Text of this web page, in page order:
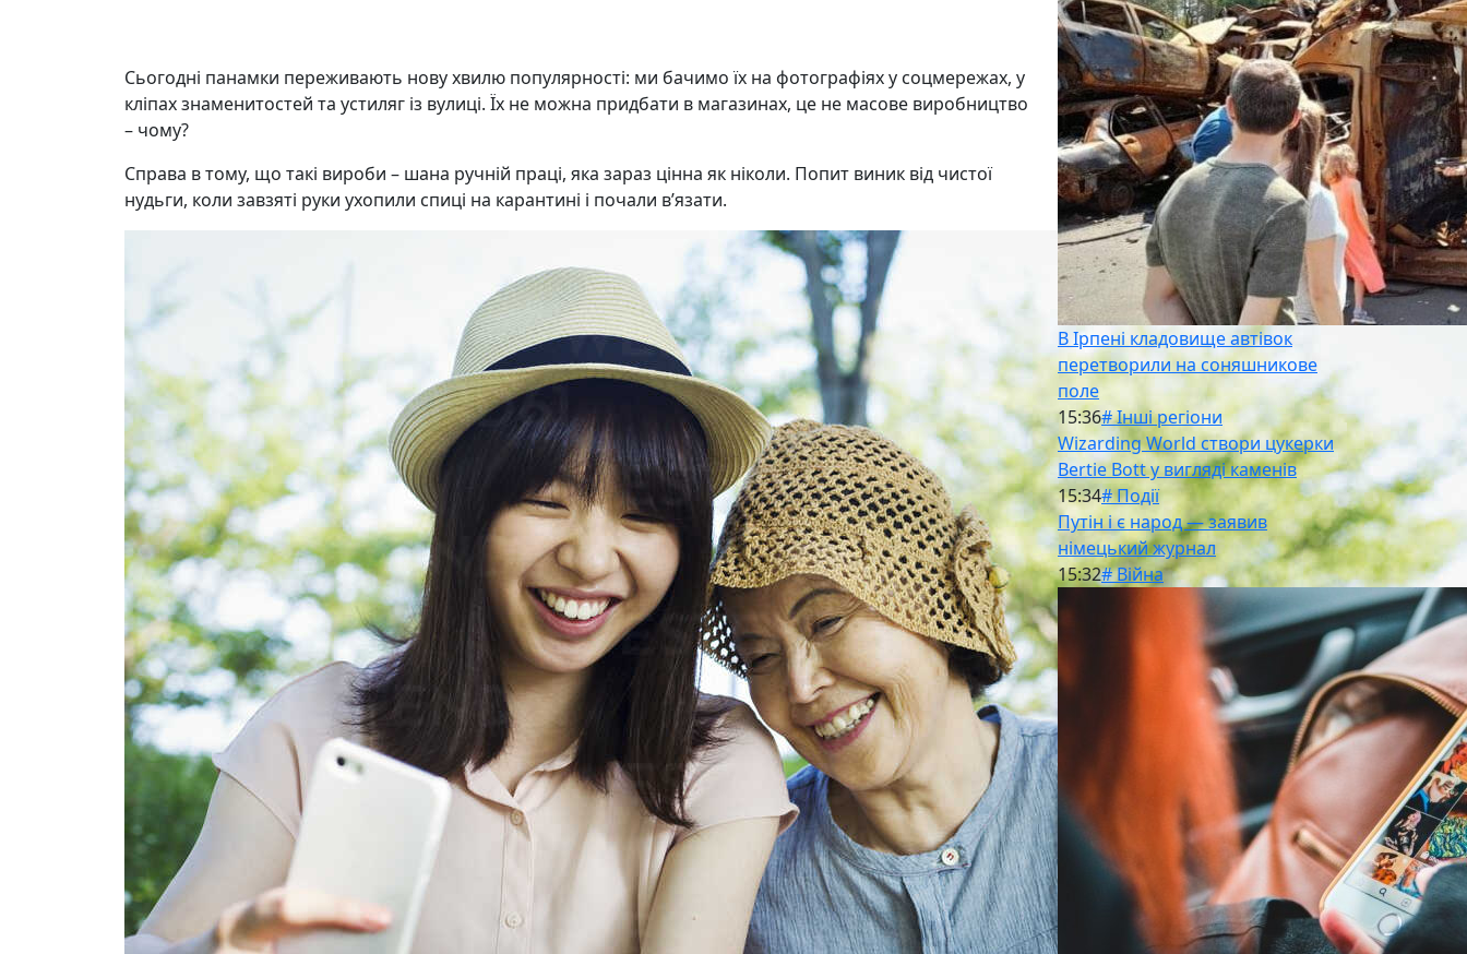
Сьогодні панамки переживають нову хвилю популярності: ми бачимо їх на фотографіях у соцмережах, у
кліпах знаменитостей та устиляг із вулиці. Їх не можна придбати в магазинах, це не масове виробництво
– чому?
Справа в тому, що такі вироби – шана ручній праці, яка зараз цінна як ніколи. Попит виник від чистої
нудьги, коли завзяті руки ухопили спиці на карантині і почали в’язати.
В Ірпені кладовище автівок
перетворили на соняшникове
поле
15:36# Інші регіони
Wizarding World створи цукерки
Bertie Bott у вигляді каменів
15:34# Події
Путін і є народ — заявив
німецький журнал
15:32# Війна